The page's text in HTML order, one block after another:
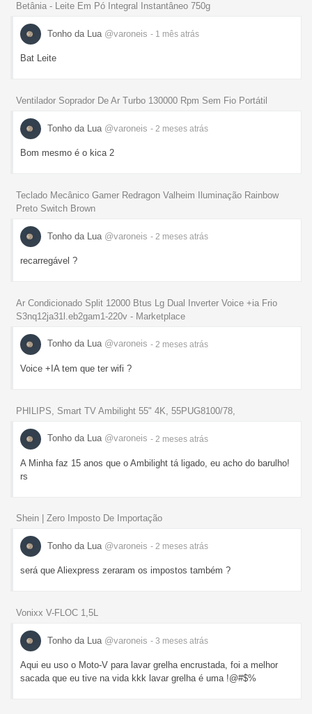
Betânia - Leite Em Pó Integral Instantâneo 750g
Tonho da Lua @varoneis - 1 mês atrás
Bat Leite
Ventilador Soprador De Ar Turbo 130000 Rpm Sem Fio Portátil
Tonho da Lua @varoneis - 2 meses atrás
Bom mesmo é o kica 2
Teclado Mecânico Gamer Redragon Valheim Iluminação Rainbow
Preto Switch Brown
Tonho da Lua @varoneis - 2 meses atrás
recarregável ?
Ar Condicionado Split 12000 Btus Lg Dual Inverter Voice +ia Frio
S3nq12ja31l.eb2gam1-220v - Marketplace
Tonho da Lua @varoneis - 2 meses atrás
Voice +IA tem que ter wifi ?
PHILIPS, Smart TV Ambilight 55" 4K, 55PUG8100/78,
Tonho da Lua @varoneis - 2 meses atrás
A Minha faz 15 anos que o Ambilight tá ligado, eu acho do barulho!
rs
Shein | Zero Imposto De Importação
Tonho da Lua @varoneis - 2 meses atrás
será que Aliexpress zeraram os impostos também ?
Vonixx V-FLOC 1,5L
Tonho da Lua @varoneis - 3 meses atrás
Aqui eu uso o Moto-V para lavar grelha encrustada, foi a melhor
sacada que eu tive na vida kkk lavar grelha é uma !@#$%